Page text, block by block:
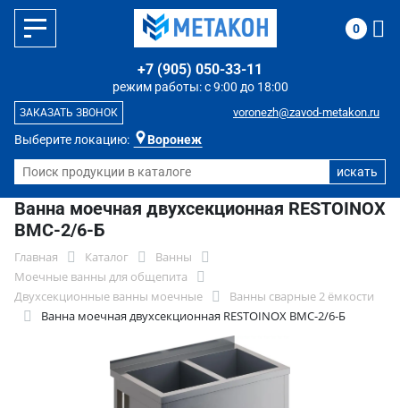
Выберите локацию: Воронеж
режим работы: с 9:00 до 18:00
+7 (905) 050-33-11
voronezh@zavod-metakon.ru
ЗАКАЗАТЬ ЗВОНОК
0
Ванна моечная двухсекционная RESTOINOX
ВМС-2/6-Б
Главная Каталог
Ванны
Моечные ванны для общепита
Двухсекционные ванны моечные
Ванны сварные 2 ёмкости
Ванна моечная двухсекционная RESTOINOX ВМС-2/6-Б